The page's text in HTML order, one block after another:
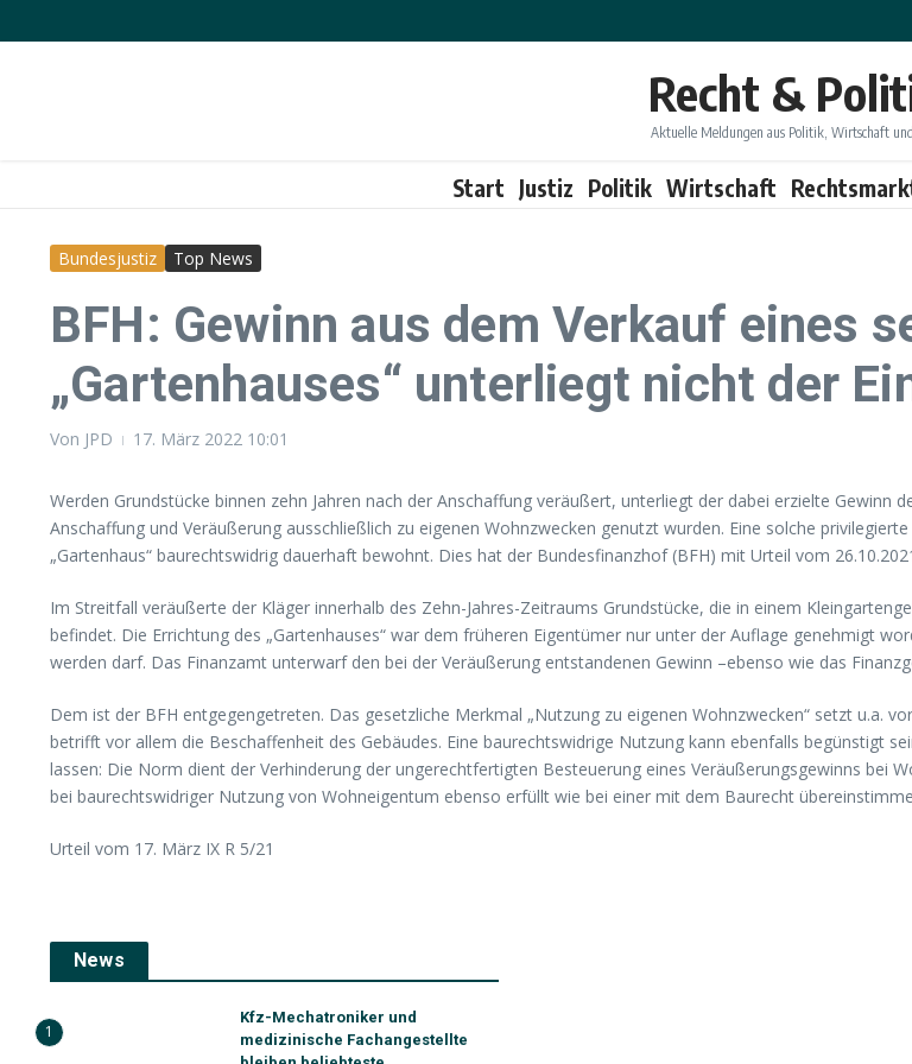
Recht &
Aktuelle Meldungen aus Politik, Wirtschaft
Start Justiz Politik Wirtschaft
Bundesjustiz Top News
BFH: Gewinn aus dem Verkauf eines
„Gartenhauses“ unterliegt nicht der
Von JPD 17. März 2022 10:01
Werden Grundstücke binnen zehn Jahren nach der Anschaffung veräußert, unterliegt der dabei erzielte
Anschaffung und Veräußerung ausschließlich zu eigenen Wohnzwecken genutzt wurden. Eine solche
„Gartenhaus“ baurechtswidrig dauerhaft bewohnt. Dies hat der Bundesfinanzhof (BFH) mit Urteil vom
Im Streitfall veräußerte der Kläger innerhalb des Zehn-Jahres-Zeitraums Grundstücke, die in einem
befindet. Die Errichtung des „Gartenhauses“ war dem früheren Eigentümer nur unter der Auflage genehmigt
werden darf. Das Finanzamt unterwarf den bei der Veräußerung entstandenen Gewinn –ebenso wie das
Dem ist der BFH entgegengetreten. Das gesetzliche Merkmal „Nutzung zu eigenen Wohnzwecken“ setzt u.a.
betrifft vor allem die Beschaffenheit des Gebäudes. Eine baurechtswidrige Nutzung kann ebenfalls begünstigt
lassen: Die Norm dient der Verhinderung der ungerechtfertigten Besteuerung eines Veräußerungsgewinns bei
bei baurechtswidriger Nutzung von Wohneigentum ebenso erfüllt wie bei einer mit dem Baurecht
Urteil vom 17. März IX R 5/21
News
1
Kfz-Mechatroniker und
medizinische Fachangestellte